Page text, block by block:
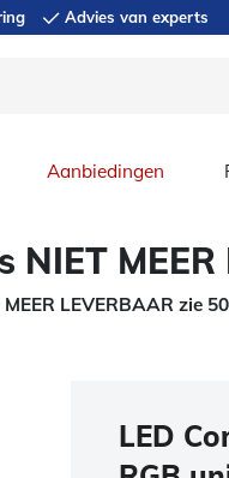
Advies van experts
Aanbiedingen
LEVERBAAR zie
LED